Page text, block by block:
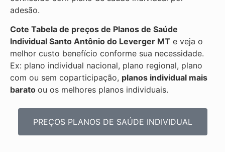
adesão.
Cote Tabela de preços de Planos de Saúde
Individual Santo Antônio do Leverger MT e veja o
melhor custo benefício conforme sua necessidade.
Ex: plano individual nacional, plano regional, plano
com ou sem coparticipação, planos individual mais
barato ou os melhores planos individuais.
PREÇOS PLANOS DE SAÚDE INDIVIDUAL